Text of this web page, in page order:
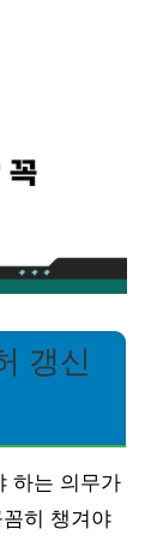
갱신
하는 의무가
히 챙겨야